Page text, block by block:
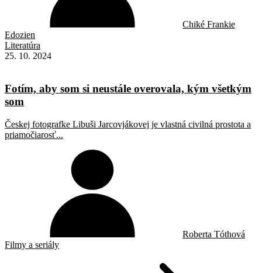
Chiké Frankie
Edozien
Literatúra
25. 10. 2024
Fotím, aby som si neustále overovala, kým všetkým
som
Českej fotografke Libuši Jarcovjákovej je vlastná civilná prostota a
priamočiarosť...
Roberta Tóthová
Filmy a seriály